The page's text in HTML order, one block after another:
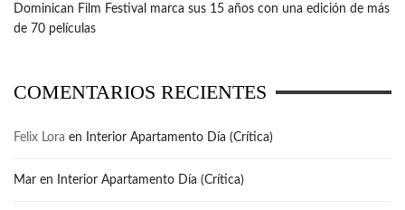
Dominican Film Festival marca sus 15 años con una edición de más
de 70 películas
COMENTARIOS RECIENTES
Felix Lora en Interior Apartamento Día (Crítica)
Mar en Interior Apartamento Día (Crítica)